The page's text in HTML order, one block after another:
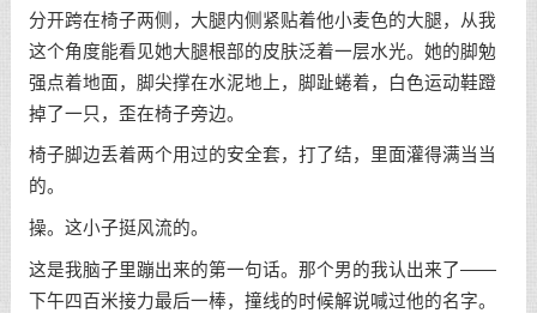
分开跨在椅子两侧，大腿内侧紧贴着他小麦色的大腿，从我
这个角度能看见她大腿根部的皮肤泛着一层水光。她的脚勉
强点着地面，脚尖撑在水泥地上，脚趾蜷着，白色运动鞋蹬
掉了一只，歪在椅子旁边。
椅子脚边丢着两个用过的安全套，打了结，里面灌得满当当
的。
操。这小子挺风流的。
这是我脑子里蹦出来的第一句话。那个男的我认出来了——
下午四百米接力最后一棒，撞线的时候解说喊过他的名字。